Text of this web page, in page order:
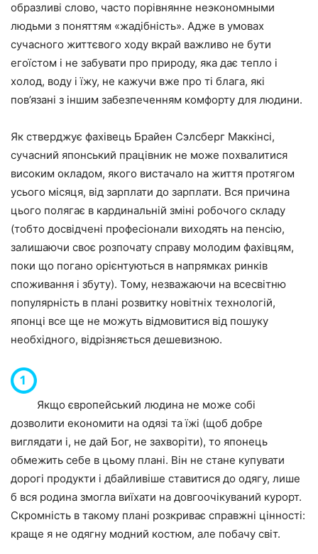
образливі слово, часто порівнянне неэкономными
людьми з поняттям «жадібність». Адже в умовах
сучасного життєвого ходу вкрай важливо не бути
егоїстом і не забувати про природу, яка дає тепло і
холод, воду і їжу, не кажучи вже про ті блага, які
пов’язані з іншим забезпеченням комфорту для людини.
Як стверджує фахівець Брайен Сэлсберг Маккінсі,
сучасний японський працівник не може похвалитися
високим окладом, якого вистачало на життя протягом
усього місяця, від зарплати до зарплати. Вся причина
цього полягає в кардинальній зміні робочого складу
(тобто досвідчені професіонали виходять на пенсію,
залишаючи своє розпочату справу молодим фахівцям,
поки що погано орієнтуються в напрямках ринків
споживання і збуту). Тому, незважаючи на всесвітню
популярність в плані розвитку новітніх технологій,
японці все ще не можуть відмовитися від пошуку
необхідного, відрізняється дешевизною.
Якщо європейський людина не може собі
дозволити економити на одязі та їжі (щоб добре
виглядати і, не дай Бог, не захворіти), то японець
обмежить себе в цьому плані. Він не стане купувати
дорогі продукти і дбайливіше ставитися до одягу, лише
б вся родина змогла виїхати на довгоочікуваний курорт.
Скромність в такому плані розкриває справжні цінності:
краще я не одягну модний костюм, але побачу світ.